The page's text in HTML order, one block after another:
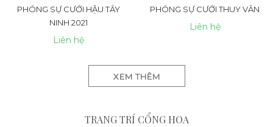
PHÓNG SỰ CƯỚI HẬU TÂY
NINH 2021
Liên hệ
PHÓNG SỰ CƯỚI THUY VÂN
Liên hệ
XEM THÊM
TRANG TRÍ CỔNG HOA